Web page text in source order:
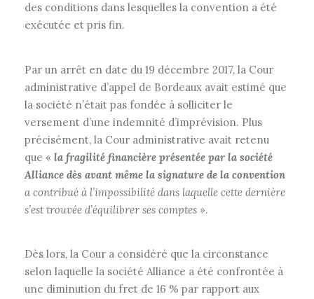
des conditions dans lesquelles la convention a été
exécutée et pris fin.
Par un arrêt en date du 19 décembre 2017, la Cour
administrative d’appel de Bordeaux avait estimé que
la société n’était pas fondée à solliciter le
versement d’une indemnité d’imprévision. Plus
précisément, la Cour administrative avait retenu
que « la fragilité financière présentée par la société
Alliance dès avant même la signature de la convention
a contribué à l’impossibilité dans laquelle cette dernière
s’est trouvée d’équilibrer ses comptes ».
Dès lors, la Cour a considéré que la circonstance
selon laquelle la société Alliance a été confrontée à
une diminution du fret de 16 % par rapport aux